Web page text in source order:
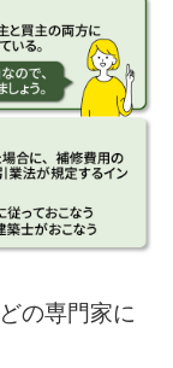
の専門家に